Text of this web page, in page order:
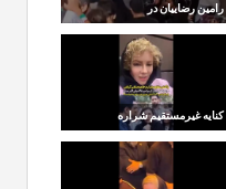
رامین رضاییان در
فرودگاه: شما بامعرفت
ترین مردم هستید
کنایه غیرمستقیم شراره
رخام به آزیتا حاجیان